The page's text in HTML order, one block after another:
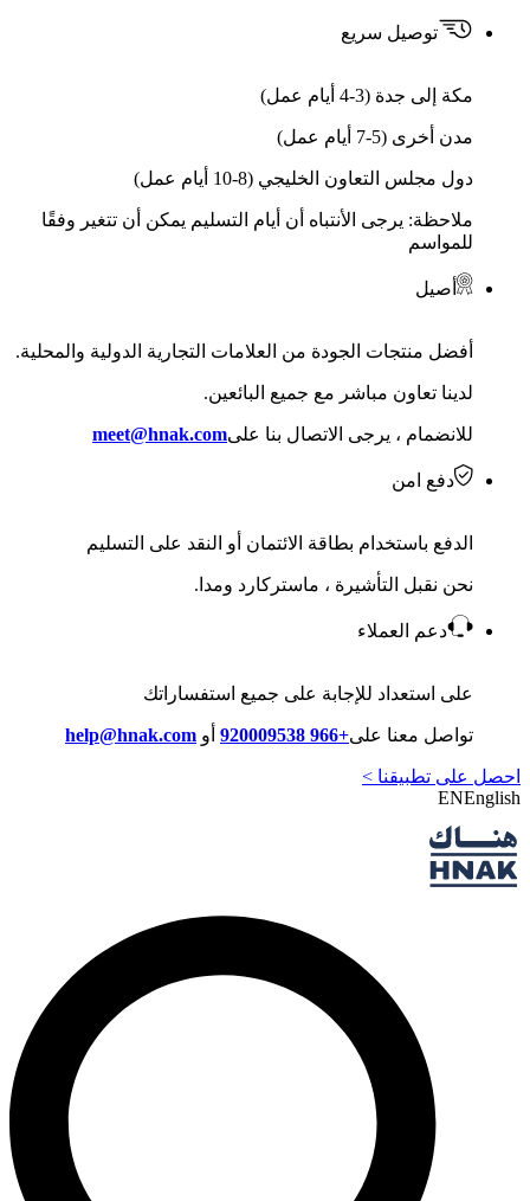
توصيل سريع
مكة إلى جدة (3-4 أيام عمل)
مدن أخرى (5-7 أيام عمل)
دول مجلس التعاون الخليجي (8-10 أيام عمل)
ملاحظة: يرجى الأنتباه أن أيام التسليم يمكن أن تتغير وفقًا
للمواسم
أصيل
أفضل منتجات الجودة من العلامات التجارية الدولية والمحلية.
لدينا تعاون مباشر مع جميع البائعين.
للانضمام ، يرجى الاتصال بنا علىmeet@hnak.com
دفع امن
الدفع باستخدام بطاقة الائتمان أو النقد على التسليم
نحن نقبل التأشيرة ، ماستركارد ومدا.
دعم العملاء
على استعداد للإجابة على جميع استفساراتك
تواصل معنا على+966 920009538 أو help@hnak.com
احصل على تطبيقنا >
ENEnglish